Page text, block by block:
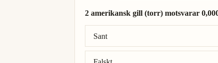
2 amerikansk gill (torr) motsvarar
Sant
Rätt svar: 2 amerikansk gill (torr) =